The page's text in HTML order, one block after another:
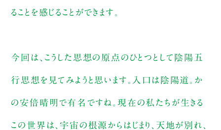
ることを感じることができます。
今回は、こうした思想の原点のひとつとして陰陽五
行思想を見てみようと思います。入口は陰陽道。か
の安倍晴明で有名ですね。現在の私たちが生きる
この世界は、宇宙の根源からはじまり、天地が別れ、